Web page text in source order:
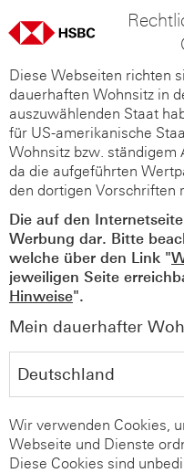
Diese Webseiten richten
dauerhaften Wohnsitz in
auszuwählenden Staat
für US-amerikanische
Wohnsitz bzw. ständigem
da die aufgeführten
den dortigen Vorschriften
Die auf den
Werbung dar. Bitte
welche über den Link "
jeweiligen Seite
Hinweise".
Mein dauerhafter
Wir verwenden Cookies,
Webseite und Dienste
Diese Cookies sind